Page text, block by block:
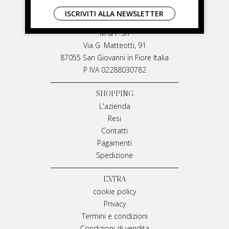
LIVIANA MIRARCHI
M & P Srl
Via G. Matteotti, 91
87055 San Giovanni in Fiore Italia
P IVA 02288030782
SHOPPING
L'azienda
Resi
Contatti
Pagamenti
Spedizione
EXTRA
cookie policy
Privacy
Termini e condizioni
ISCRIVITI ALLA NEWSLETTER